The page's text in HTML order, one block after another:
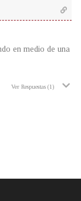
en medio de una
Ver Respuestas (1)